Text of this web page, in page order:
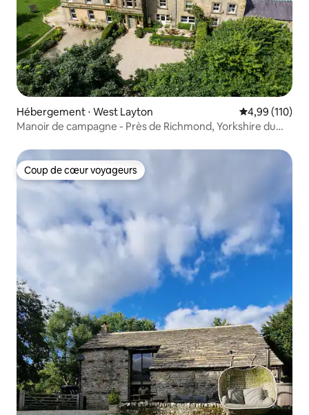
Hébergement ⋅ West Layton Évaluation
4,99 (110)
Manoir de campagne - Près de Richmond, Yorkshire du
Coup de cœur voyageurs
Coup de cœur voyageurs